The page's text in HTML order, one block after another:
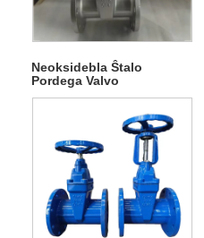
Neoksidebla Ŝtalo
Pordega Valvo